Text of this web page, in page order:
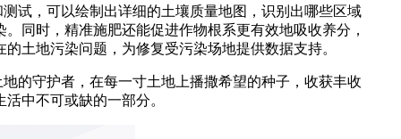
，可以绘制出详细的土壤质量地图，识别出哪些区域
同时，精准施肥还能促进作物根系更有效地吸收养分，
土地污染问题，为修复受污染场地提供数据支持。
守护者，在每一寸土地上播撒希望的种子，收获丰收
中不可或缺的一部分。